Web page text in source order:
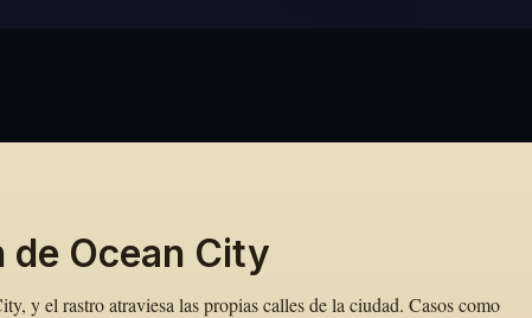
de Ocean City
y el rastro atraviesa las propias calles de la ciudad. Casos como